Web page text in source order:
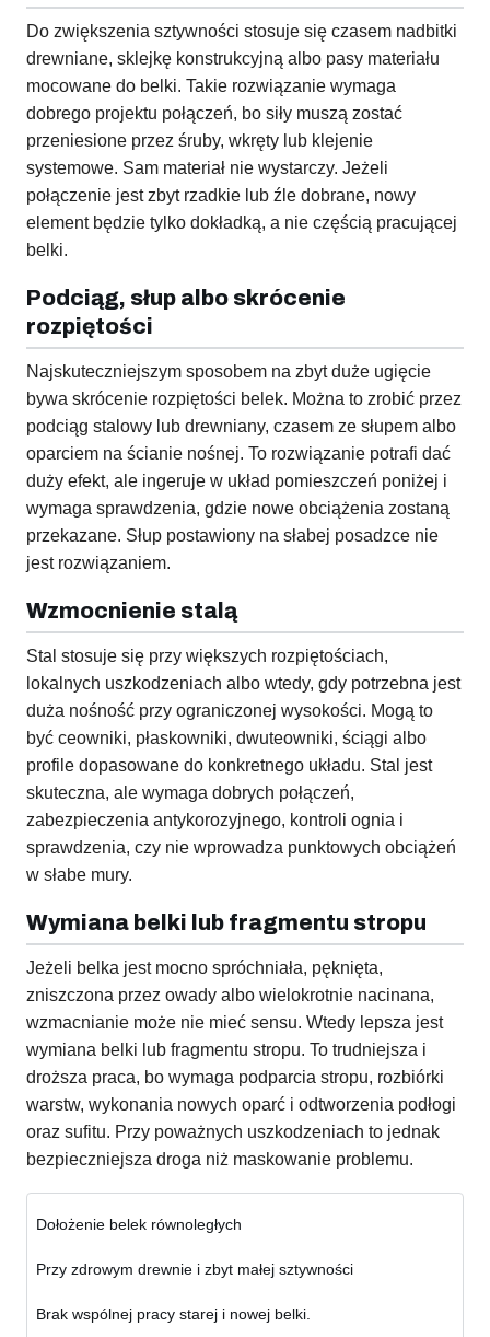
Do zwiększenia sztywności stosuje się czasem nadbitki
drewniane, sklejkę konstrukcyjną albo pasy materiału
mocowane do belki. Takie rozwiązanie wymaga
dobrego projektu połączeń, bo siły muszą zostać
przeniesione przez śruby, wkręty lub klejenie
systemowe. Sam materiał nie wystarczy. Jeżeli
połączenie jest zbyt rzadkie lub źle dobrane, nowy
element będzie tylko dokładką, a nie częścią pracującej
belki.
Podciąg, słup albo skrócenie
rozpiętości
Najskuteczniejszym sposobem na zbyt duże ugięcie
bywa skrócenie rozpiętości belek. Można to zrobić przez
podciąg stalowy lub drewniany, czasem ze słupem albo
oparciem na ścianie nośnej. To rozwiązanie potrafi dać
duży efekt, ale ingeruje w układ pomieszczeń poniżej i
wymaga sprawdzenia, gdzie nowe obciążenia zostaną
przekazane. Słup postawiony na słabej posadzce nie
jest rozwiązaniem.
Wzmocnienie stalą
Stal stosuje się przy większych rozpiętościach,
lokalnych uszkodzeniach albo wtedy, gdy potrzebna jest
duża nośność przy ograniczonej wysokości. Mogą to
być ceowniki, płaskowniki, dwuteowniki, ściągi albo
profile dopasowane do konkretnego układu. Stal jest
skuteczna, ale wymaga dobrych połączeń,
zabezpieczenia antykorozyjnego, kontroli ognia i
sprawdzenia, czy nie wprowadza punktowych obciążeń
w słabe mury.
Wymiana belki lub fragmentu stropu
Jeżeli belka jest mocno spróchniała, pęknięta,
zniszczona przez owady albo wielokrotnie nacinana,
wzmacnianie może nie mieć sensu. Wtedy lepsza jest
wymiana belki lub fragmentu stropu. To trudniejsza i
droższa praca, bo wymaga podparcia stropu, rozbiórki
warstw, wykonania nowych oparć i odtworzenia podłogi
oraz sufitu. Przy poważnych uszkodzeniach to jednak
bezpieczniejsza droga niż maskowanie problemu.
Dołożenie belek równoległych
Przy zdrowym drewnie i zbyt małej sztywności
Brak wspólnej pracy starej i nowej belki.